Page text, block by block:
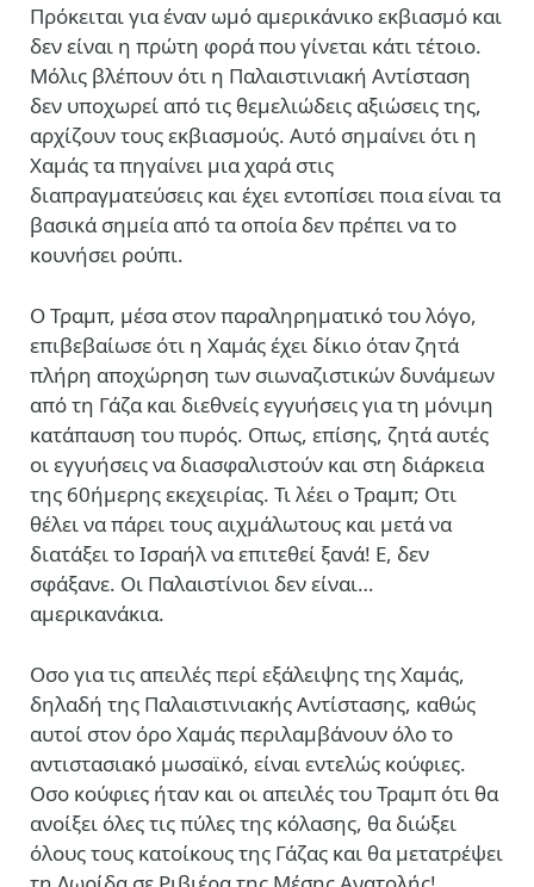
Πρόκειται για έναν ωμό αμερικάνικο εκβιασμό και
δεν είναι η πρώτη φορά που γίνεται κάτι τέτοιο.
Μόλις βλέπουν ότι η Παλαιστινιακή Αντίσταση
δεν υποχωρεί από τις θεμελιώδεις αξιώσεις της,
αρχίζουν τους εκβιασμούς. Αυτό σημαίνει ότι η
Χαμάς τα πηγαίνει μια χαρά στις
διαπραγματεύσεις και έχει εντοπίσει ποια είναι τα
βασικά σημεία από τα οποία δεν πρέπει να το
κουνήσει ρούπι.
Ο Τραμπ, μέσα στον παραληρηματικό του λόγο,
επιβεβαίωσε ότι η Χαμάς έχει δίκιο όταν ζητά
πλήρη αποχώρηση των σιωναζιστικών δυνάμεων
από τη Γάζα και διεθνείς εγγυήσεις για τη μόνιμη
κατάπαυση του πυρός. Οπως, επίσης, ζητά αυτές
οι εγγυήσεις να διασφαλιστούν και στη διάρκεια
της 60ήμερης εκεχειρίας. Τι λέει ο Τραμπ; Οτι
θέλει να πάρει τους αιχμάλωτους και μετά να
διατάξει το Ισραήλ να επιτεθεί ξανά! Ε, δεν
σφάξανε. Οι Παλαιστίνιοι δεν είναι…
αμερικανάκια.
Οσο για τις απειλές περί εξάλειψης της Χαμάς,
δηλαδή της Παλαιστινιακής Αντίστασης, καθώς
αυτοί στον όρο Χαμάς περιλαμβάνουν όλο το
αντιστασιακό μωσαϊκό, είναι εντελώς κούφιες.
Οσο κούφιες ήταν και οι απειλές του Τραμπ ότι θα
ανοίξει όλες τις πύλες της κόλασης, θα διώξει
όλους τους κατοίκους της Γάζας και θα μετατρέψει